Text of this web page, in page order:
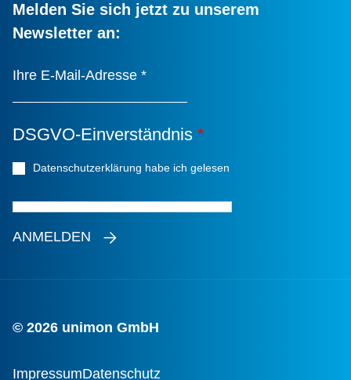
Melden Sie sich jetzt zu unserem
Newsletter an:
Ihre E-Mail-Adresse *
DSGVO-Einverständnis *
Datenschutzerklärung habe ich gelesen
ANMELDEN
© 2026 unimon GmbH
ImpressumDatenschutz